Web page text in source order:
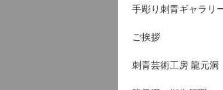
手彫り刺青ギャラリ
ご挨拶
刺青芸術工房 龍元洞